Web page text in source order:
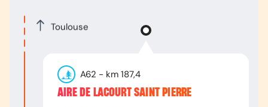
Toulouse
A62 - km 187,4
AIRE DE LACOURT SAINT PIERRE